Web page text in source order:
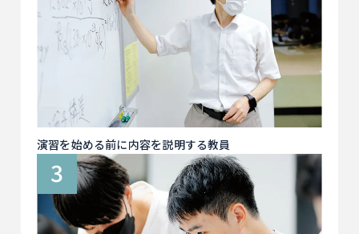
演習を始める前に内容を説明する教員